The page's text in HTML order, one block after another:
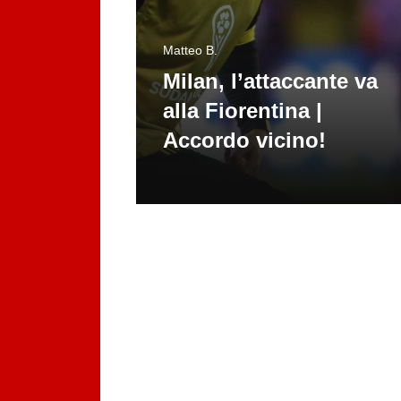
Matteo B.
Milan, l’attaccante va
alla Fiorentina |
Accordo vicino!